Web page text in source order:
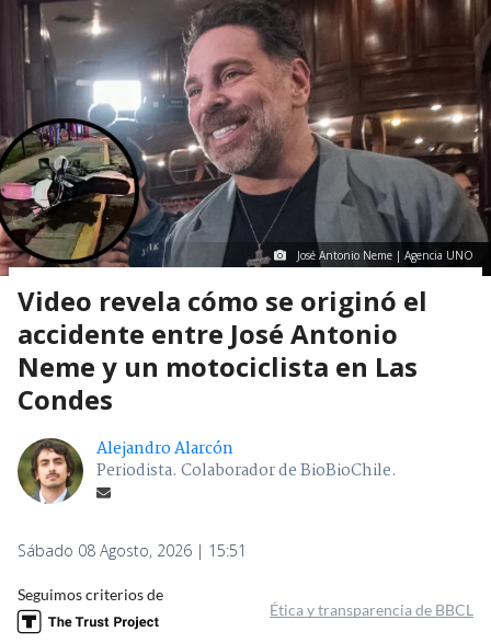
José Antonio Neme | Agencia UNO
Video revela cómo se originó el
accidente entre José Antonio
Neme y un motociclista en Las
Condes
Alejandro Alarcón
Periodista. Colaborador de BioBioChile.
Sábado 08 Agosto, 2026 | 15:51
Seguimos criterios de
Ética y transparencia de BBCL